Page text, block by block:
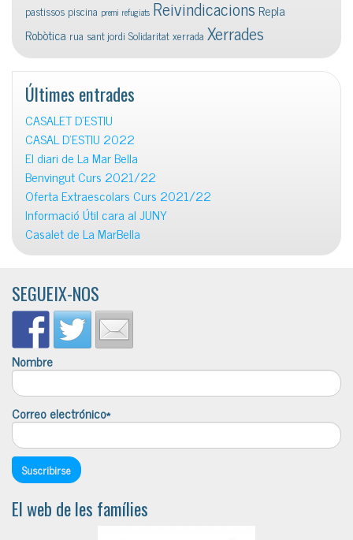
pastissos piscina premi refugiats Reivindicacions Repla
Robòtica rua sant jordi Solidaritatxerrada Xerrades
Últimes entrades
CASALET D’ESTIU
CASAL D’ESTIU 2022
El diari de La Mar Bella
Benvingut Curs 2021/22
Oferta Extraescolars Curs 2021/22
Informació Útil cara al JUNY
Casalet de La MarBella
SEGUEIX-NOS
Nombre
Correo electrónico*
El web de les famílies